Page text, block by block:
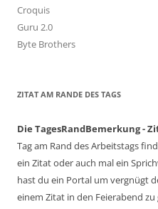
Croquis
Guru 2.0
Byte Brothers
ZITAT AM RANDE DES TAGS
Die TagesRandBemerkung -
Tag am Rand des Arbeitstags
ein Zitat oder auch mal ein
hast du ein Portal um vergnügt
einem Zitat in den Feierabend zu